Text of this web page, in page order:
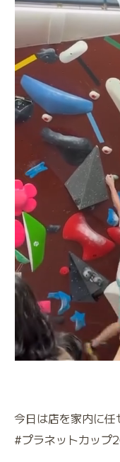
今日は店を家内に
#プラネットカップ